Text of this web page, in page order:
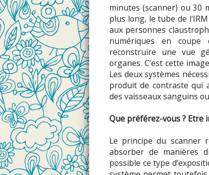
minutes (scanner) ou 30
plus long, le tube de
aux personnes
numériques en
reconstruire une vue
organes. C’est cette
Les deux systèmes
produit de contraste qui
des vaisseaux sanguins
Que préférez-vous ? Etre
Le principe du scanner
absorber de manières
possible ce type